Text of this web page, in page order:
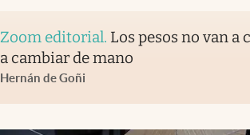
Zoom editorial. Los pesos no van a
a cambiar de mano
Hernán de Goñi